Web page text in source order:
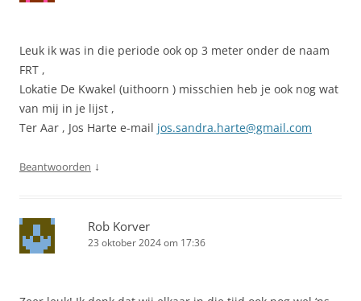
Leuk ik was in die periode ook op 3 meter onder de naam
FRT ,
Lokatie De Kwakel (uithoorn ) misschien heb je ook nog wat
van mij in je lijst ,
Ter Aar , Jos Harte e-mail jos.sandra.harte@gmail.com
Beantwoorden ↓
Rob Korver
23 oktober 2024 om 17:36